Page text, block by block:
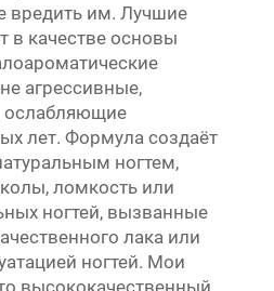
вредить им. Лучшие
в качестве основы
агрессивные,
лет. Формула создаёт
ногтем,
ломкость или
ногтей, вызванные
лака или
ногтей. Мои
высококачественный